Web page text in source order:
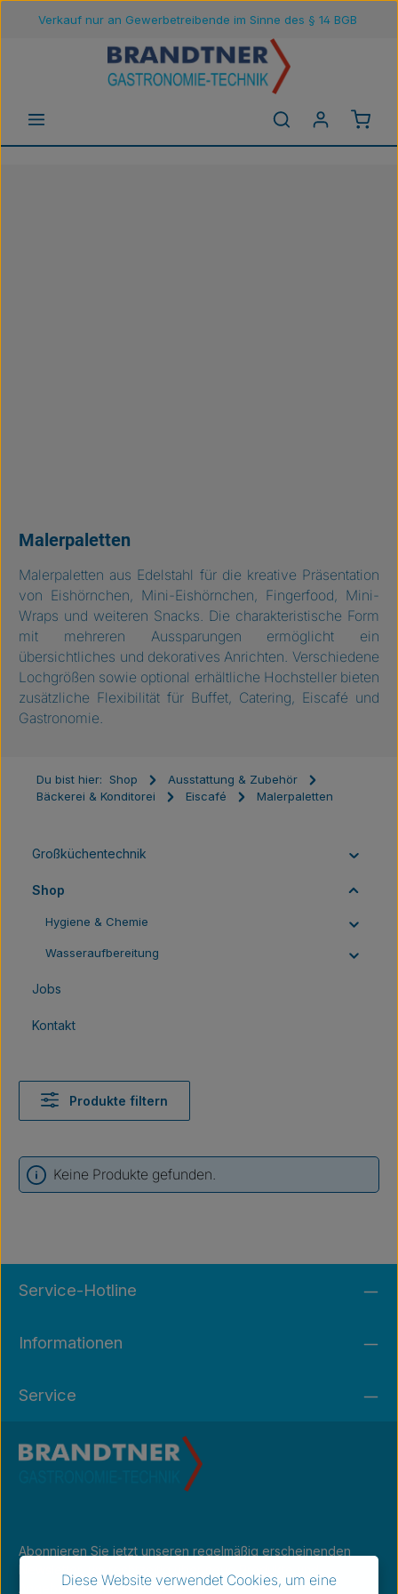
Zum Hauptinhalt springen
Verkauf nur an Gewerbetreibende im Sinne des § 14 BGB
Malerpaletten
Malerpaletten aus Edelstahl für die kreative Präsentation
von Eishörnchen, Mini-Eishörnchen, Fingerfood, Mini-
Wraps und weiteren Snacks. Die charakteristische Form
mit mehreren Aussparungen ermöglicht ein
übersichtliches und dekoratives Anrichten. Verschiedene
Lochgrößen sowie optional erhältliche Hochsteller bieten
zusätzliche Flexibilität für Buffet, Catering, Eiscafé und
Gastronomie.
Du bist hier: Shop
Ausstattung & Zubehör
Bäckerei & Konditorei
Eiscafé Malerpaletten
Großküchentechnik
Shop
Hygiene & Chemie
Wasseraufbereitung
Jobs
Kontakt
Produkte filtern
Keine Produkte gefunden.
Service-Hotline
Informationen
Service
Abonnieren Sie jetzt unseren regelmäßig erscheinenden
Newsletter, um rechtzeitig über neue Produkte und
Angebote informiert zu werden.
Diese Website verwendet Cookies, um eine